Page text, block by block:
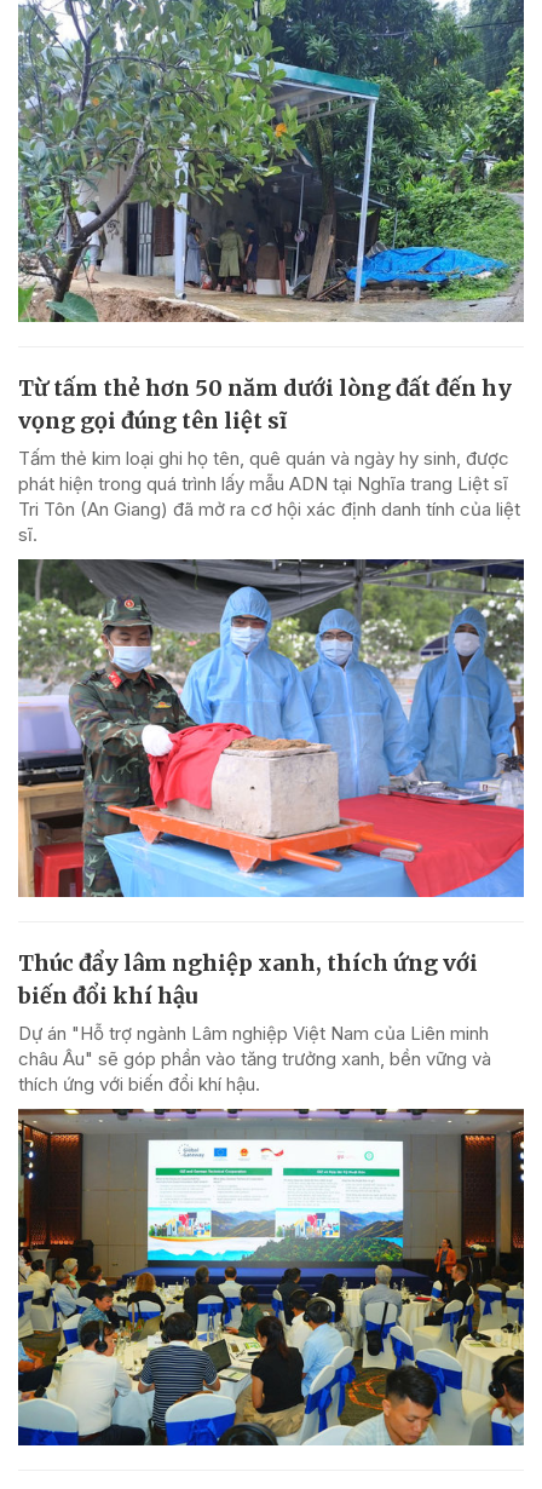
Từ tấm thẻ hơn 50 năm dưới lòng đất đến hy
vọng gọi đúng tên liệt sĩ
Tấm thẻ kim loại ghi họ tên, quê quán và ngày hy sinh, được
phát hiện trong quá trình lấy mẫu ADN tại Nghĩa trang Liệt sĩ
Tri Tôn (An Giang) đã mở ra cơ hội xác định danh tính của liệt
sĩ.
Thúc đẩy lâm nghiệp xanh, thích ứng với
biến đổi khí hậu
Dự án "Hỗ trợ ngành Lâm nghiệp Việt Nam của Liên minh
châu Âu" sẽ góp phần vào tăng trưởng xanh, bền vững và
thích ứng với biến đổi khí hậu.